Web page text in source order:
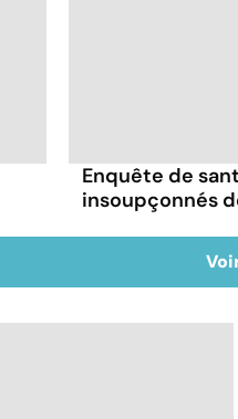
Enquête de
insoupçonnés